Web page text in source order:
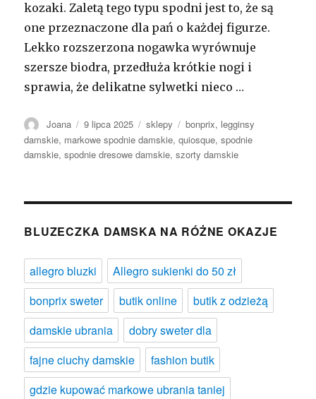
kozaki. Zaletą tego typu spodni jest to, że są
one przeznaczone dla pań o każdej figurze.
Lekko rozszerzona nogawka wyrównuje
szersze biodra, przedłuża krótkie nogi i
sprawia, że delikatne sylwetki nieco …
Autor
Joana Opublikowano
9 lipca 2025 Kategorie
sklepy Tagi
bonprix, legginsy
damskie, markowe spodnie damskie,quiosque,spodnie
damskie,spodnie dresowe damskie,szorty damskie
BLUZECZKA DAMSKA NA RÓŻNE OKAZJE
allegro bluzki
Allegro sukienki do 50 zł
bonprix sweter
butik online
butik z odzieżą
damskie ubrania
dobry sweter dla
fajne ciuchy damskie
fashion butik
gdzie kupować markowe ubrania taniej